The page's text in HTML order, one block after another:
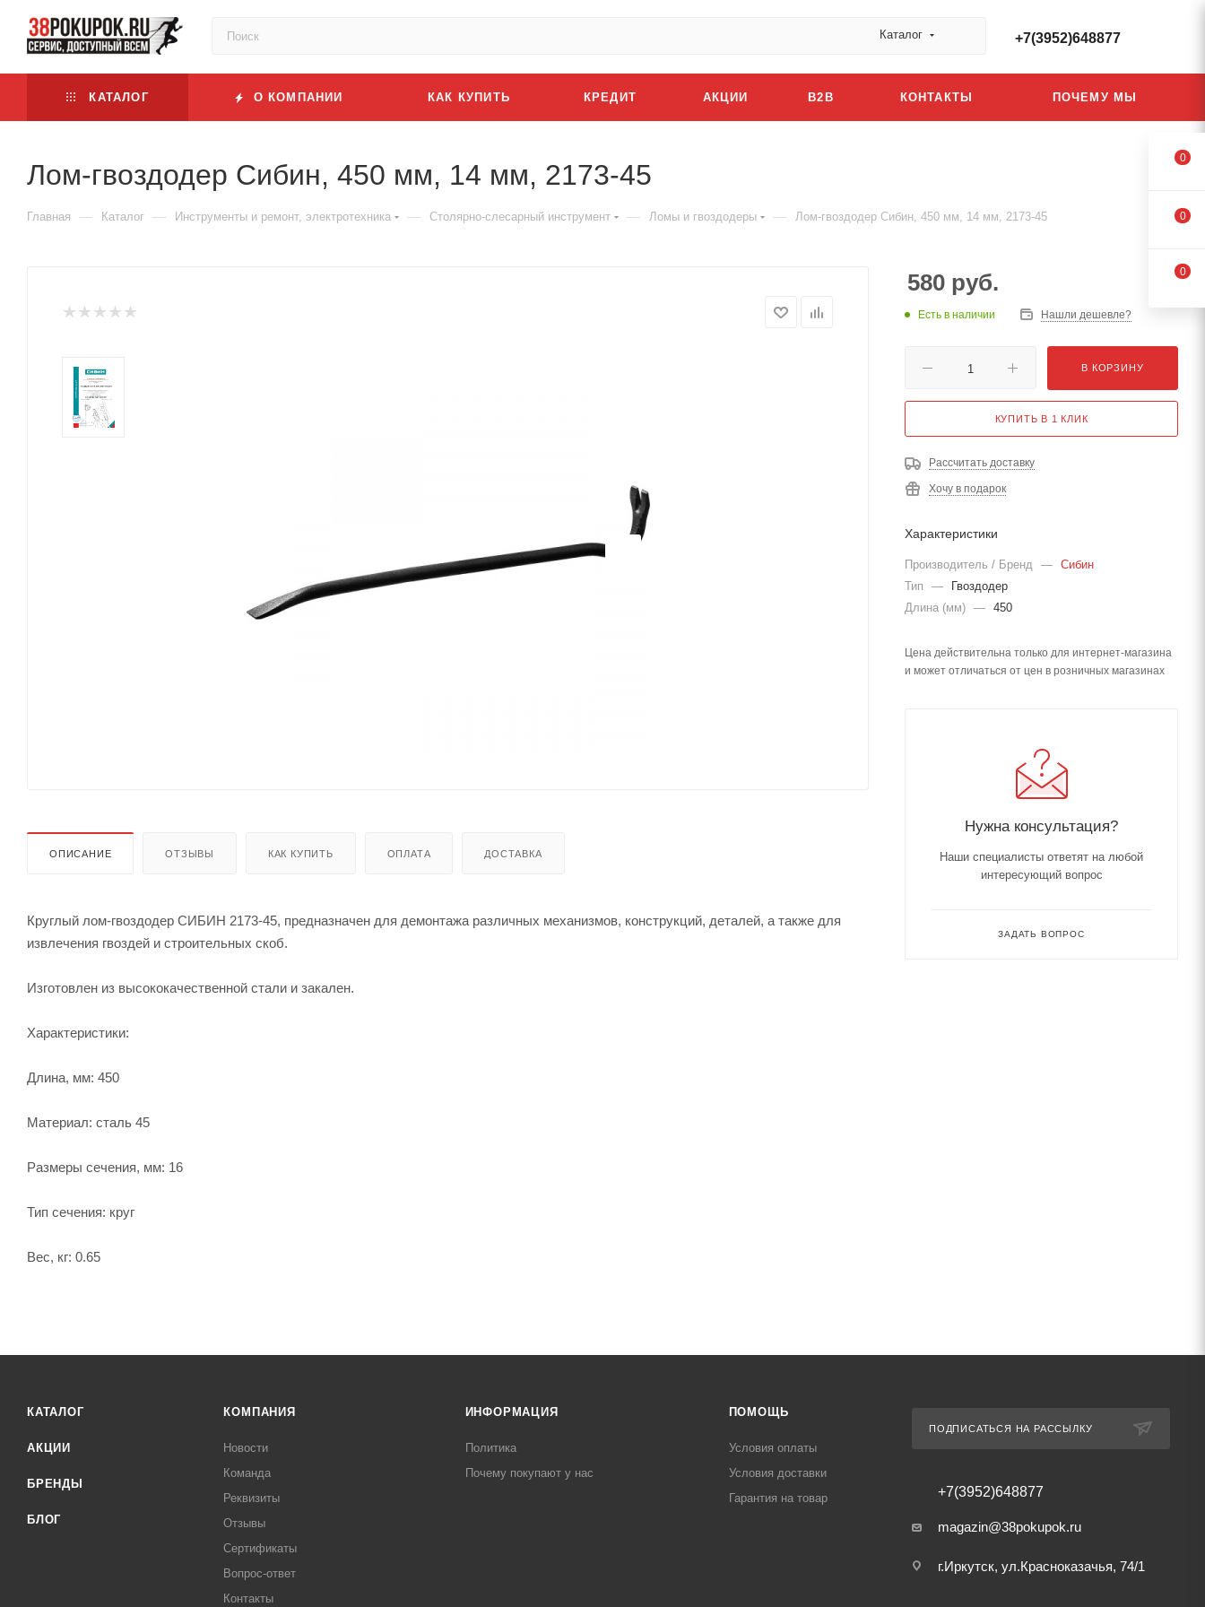
Каталог +7(3952)648877
КАТАЛОГ О КОМПАНИИ КАК КУПИТЬ КРЕДИТ АКЦИИ B2B КОНТАКТЫ ПОЧЕМУ МЫ
Лом-гвоздодер Сибин, 450 мм, 14 мм, 2173-45
Главная — Каталог — Инструменты и ремонт, электротехника — Столярно-слесарный инструмент — Ломы и гвоздодеры — Лом-гвоздодер Сибин, 450 мм, 14 мм, 2173-45
ОПИСАНИЕ ОТЗЫВЫ КАК КУПИТЬ ОПЛАТА ДОСТАВКА
Круглый лом-гвоздодер СИБИН 2173-45, предназначен для демонтажа различных механизмов, конструкций, деталей, а также для
извлечения гвоздей и строительных скоб.
Изготовлен из высококачественной стали и закален.
Характеристики:
Длина, мм: 450
Материал: сталь 45
Размеры сечения, мм: 16
Тип сечения: круг
Вес, кг: 0.65
580 руб.
Есть в наличии Нашли дешевле?
В КОРЗИНУ
КУПИТЬ В 1 КЛИК
Рассчитать доставку
Хочу в подарок
Характеристики
Производитель / Бренд — Сибин
Тип
—
Гвоздодер
Длина (мм) — 450
Цена действительна только для интернет-магазина
и может отличаться от цен в розничных магазинах
Нужна консультация?
Наши специалисты ответят на любой
интересующий вопрос
ЗАДАТЬ ВОПРОС
КАТАЛОГ
АКЦИИ
БРЕНДЫ
БЛОГ
КОМПАНИЯ
Новости
Команда
Реквизиты
Отзывы
Сертификаты
Вопрос-ответ
Контакты
ИНФОРМАЦИЯ
Политика
Почему покупают у нас
ПОМОЩЬ
Условия оплаты
Условия доставки
Гарантия на товар
ПОДПИСАТЬСЯ НА РАССЫЛКУ
+7(3952)648877
magazin@38pokupok.ru
г.Иркутск, ул.Красноказачья, 74/1
0
0
0